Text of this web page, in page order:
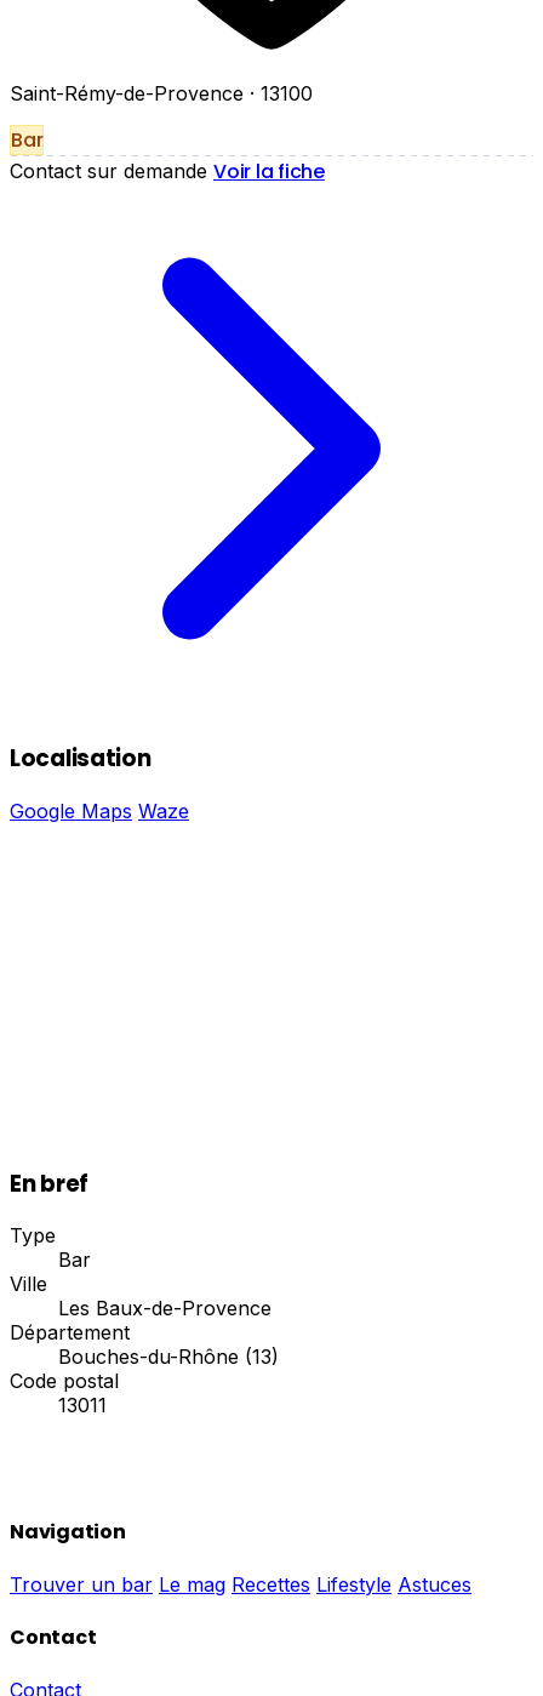
Saint-Rémy-de-Provence · 13100
Bar
Contact sur demande Voir la fiche
Localisation
Google Maps Waze
En bref
Type
Bar
Ville
Les Baux-de-Provence
Département
Bouches-du-Rhône (13)
Code postal
13011
Navigation
Trouver un bar Le mag Recettes Lifestyle Astuces
Contact
Contact